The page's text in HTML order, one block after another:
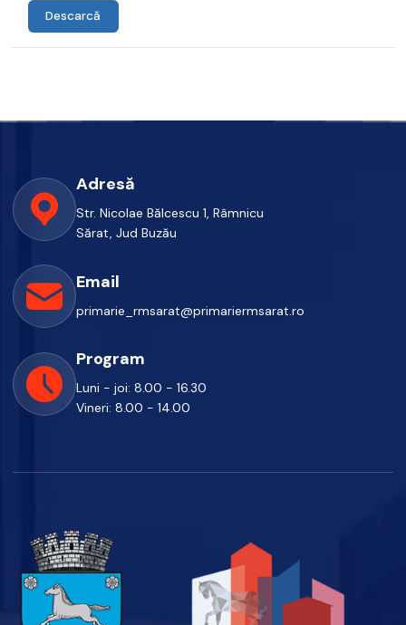
Descarcă
Adresă
Str. Nicolae Bălcescu 1, Râmnicu
Sărat, Jud Buzău
Email
primarie_rmsarat@primariermsarat.ro
Program
Luni - joi: 8.00 - 16.30
Vineri: 8.00 - 14.00